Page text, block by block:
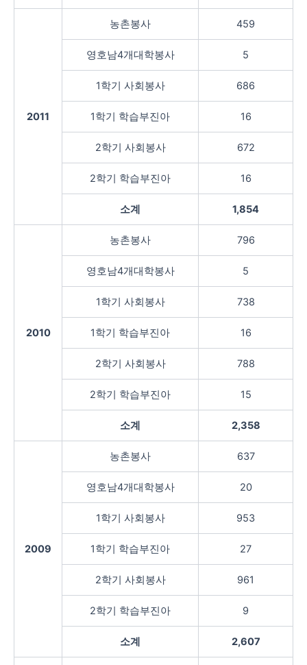
2011
농촌봉사 459
영호남4개대학봉사 5
1학기 사회봉사 686
1학기 학습부진아 16
2학기 사회봉사 672
2학기 학습부진아 16
소계 1,854
2010
농촌봉사 796
영호남4개대학봉사 5
1학기 사회봉사 738
1학기 학습부진아 16
2학기 사회봉사 788
2학기 학습부진아 15
소계 2,358
2009
농촌봉사 637
영호남4개대학봉사 20
1학기 사회봉사 953
1학기 학습부진아 27
2학기 사회봉사 961
2학기 학습부진아 9
소계 2,607